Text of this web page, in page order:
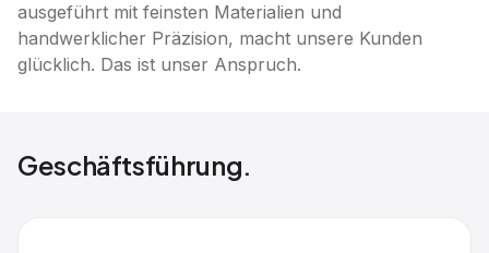
ausgeführt mit feinsten Materialien und
handwerklicher Präzision, macht unsere Kunden
glücklich. Das ist unser Anspruch.
Geschäftsführung.